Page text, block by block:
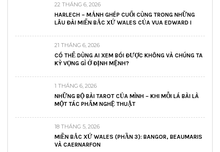
22 THÁNG 6, 2026
HARLECH – MẢNH GHÉP CUỐI CÙNG TRONG NHỮNG
LÂU ĐÀI MIẾN BẮC XỨ WALES CỦA VUA EDWARD I
21 THÁNG 6, 2026
CÓ THỂ DÙNG AI XEM BÓI ĐƯỢC KHÔNG VÀ CHÚNG TA
KỲ VỌNG GÌ Ở ĐỊNH MỆNH?
1 THÁNG 6, 2026
NHỮNG BỘ BÀI TAROT CỦA MÌNH – KHI MỖI LÁ BÀI LÀ
MỘT TÁC PHẨM NGHỆ THUẬT
18 THÁNG 5, 2026
MIỀN BẮC XỨ WALES (PHẦN 3): BANGOR, BEAUMARIS
VÀ CAERNARFON